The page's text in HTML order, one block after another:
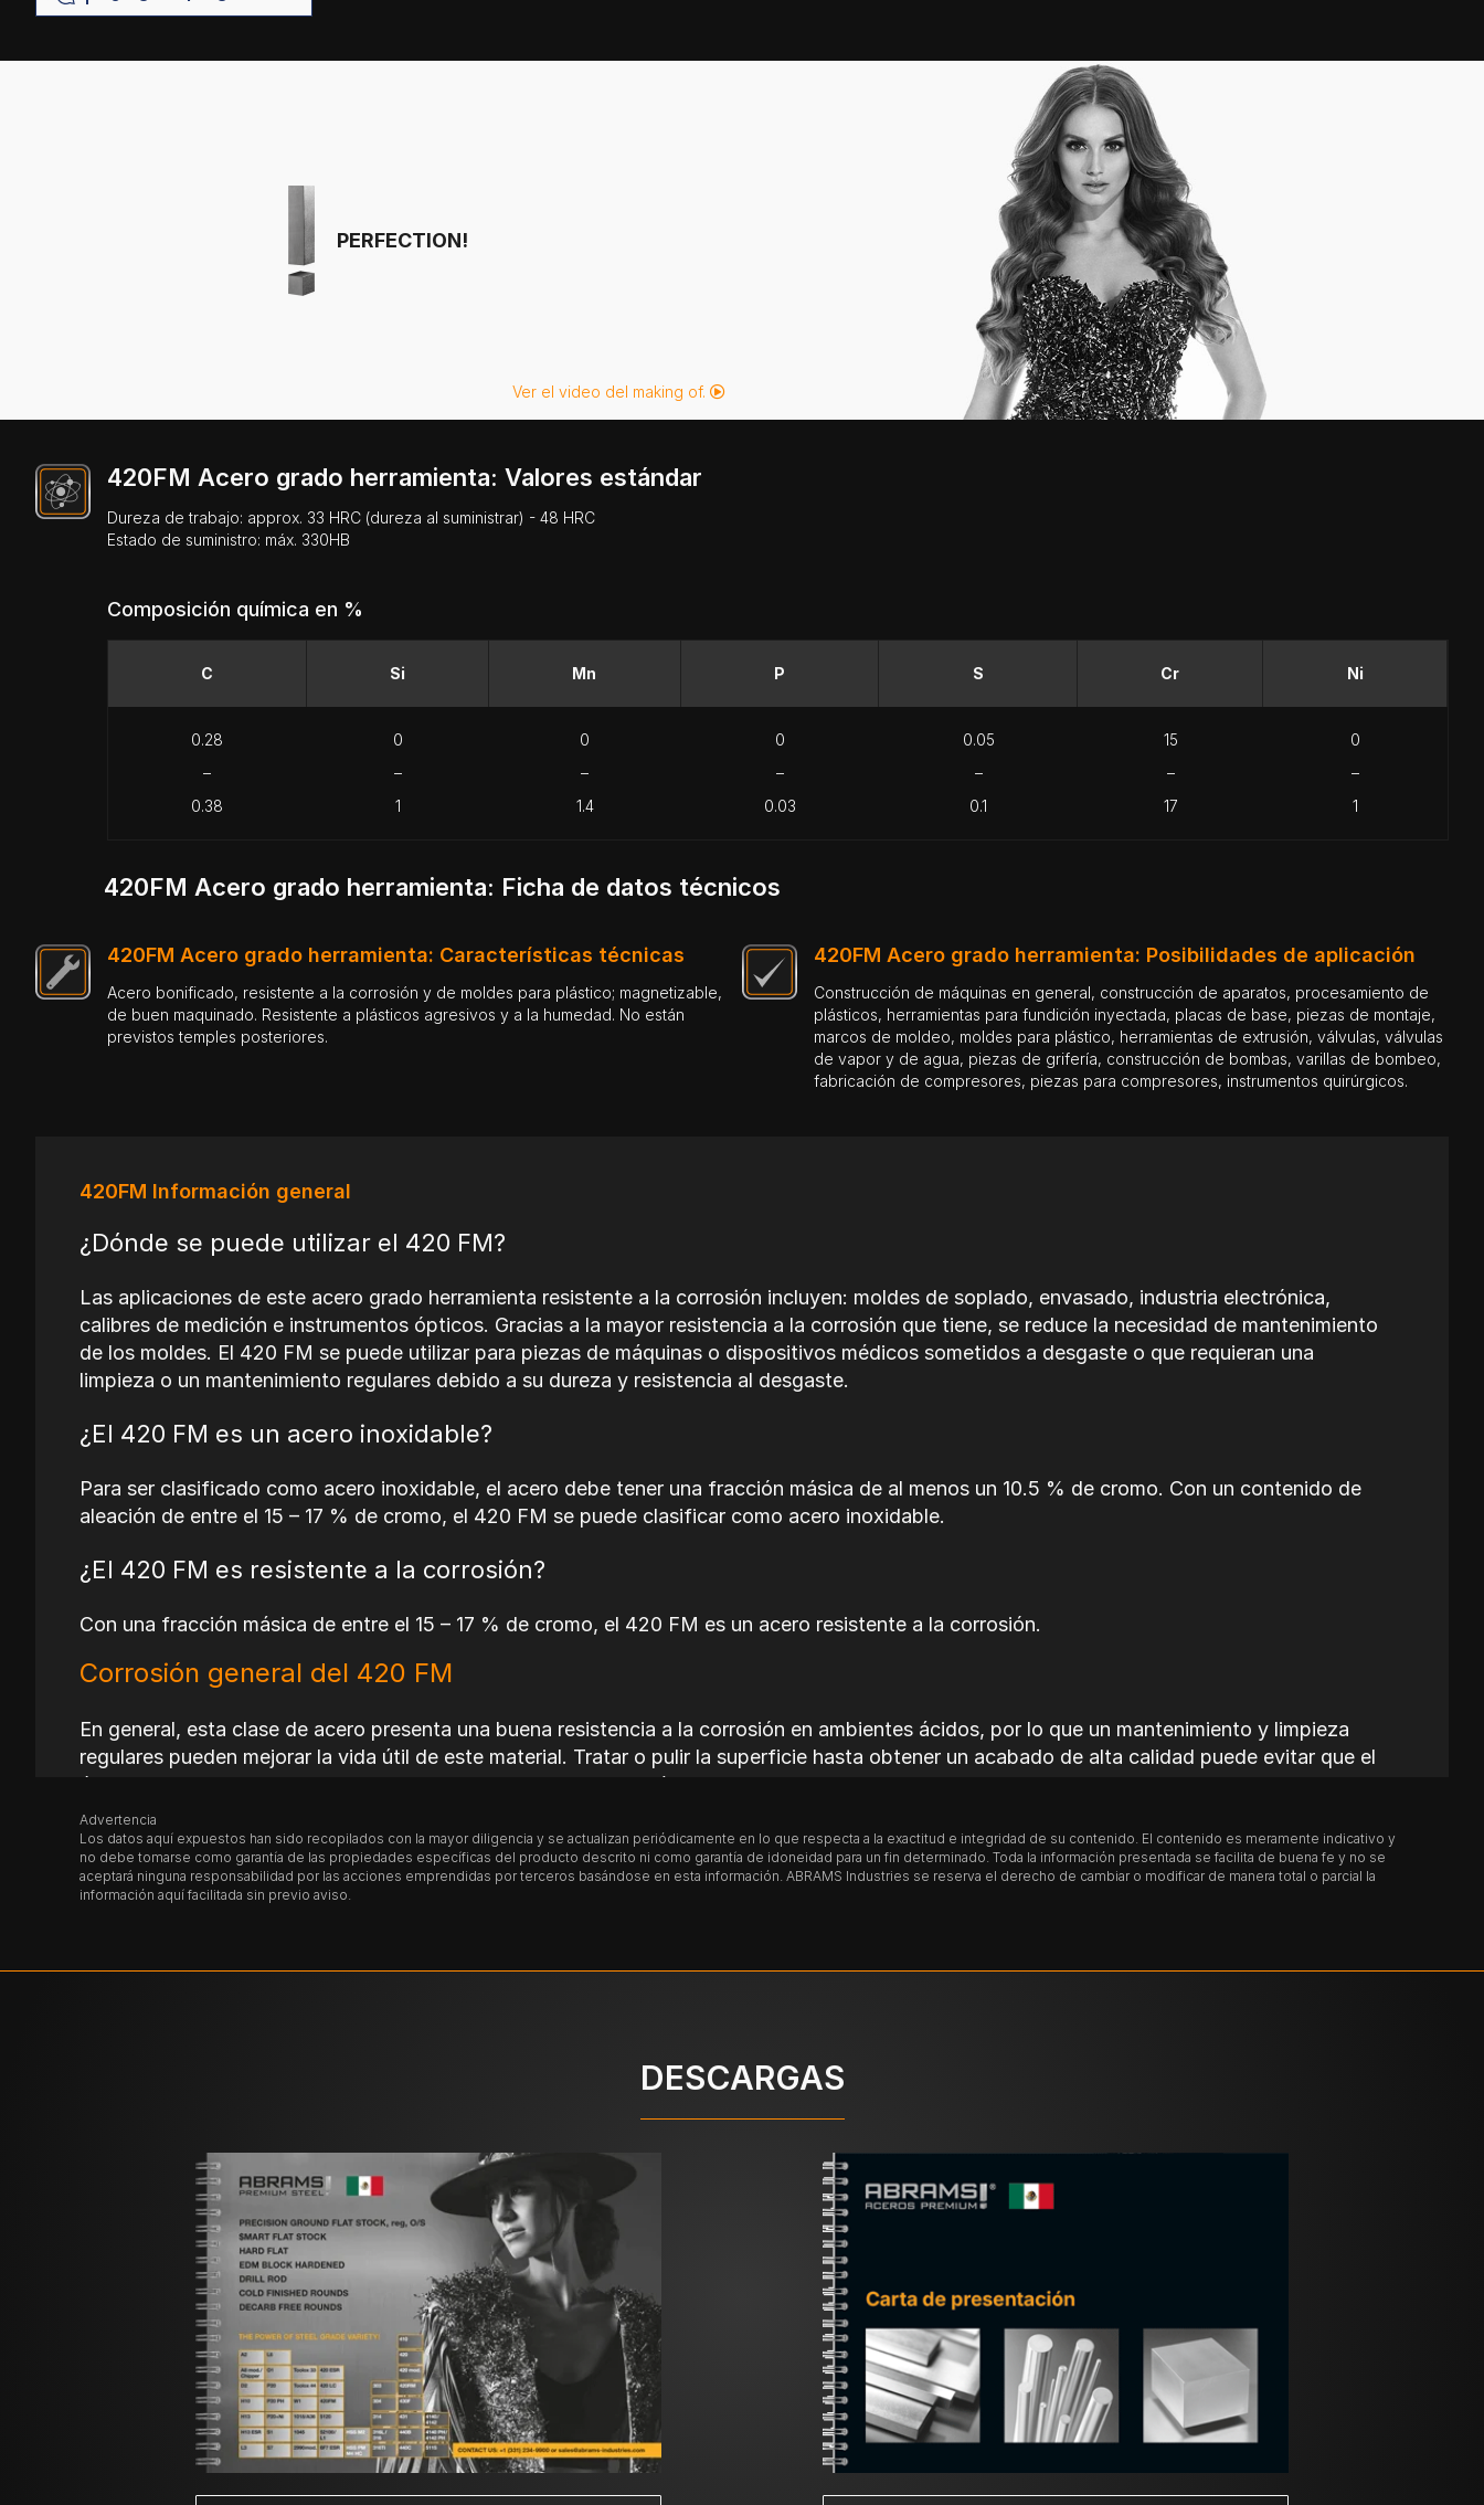
PERFECTION!
Ver el video del making of.
420FM Acero grado herramienta: Valores estándar
Dureza de trabajo: approx. 33 HRC (dureza al suministrar) - 48 HRC
Estado de suministro: máx. 330HB
Composición química en %
C
0.28
–
0.38
Si
0
–
1
Mn
0
–
1.4
P
0
–
0.03
S
0.05
–
0.1
Cr
15
–
17
Ni
0
–
1
420FM Acero grado herramienta: Ficha de datos técnicos
420FM Acero grado herramienta: Características técnicas
Acero bonificado, resistente a la corrosión y de moldes para plástico; magnetizable,
de buen maquinado. Resistente a plásticos agresivos y a la humedad. No están
previstos temples posteriores.
420FM Acero grado herramienta: Posibilidades de aplicación
Construcción de máquinas en general, construcción de aparatos, procesamiento de
plásticos, herramientas para fundición inyectada, placas de base, piezas de montaje,
marcos de moldeo, moldes para plástico, herramientas de extrusión, válvulas, válvulas
de vapor y de agua, piezas de grifería, construcción de bombas, varillas de bombeo,
fabricación de compresores, piezas para compresores, instrumentos quirúrgicos
420FM Información general
¿Dónde se puede utilizar el 420 FM?
Las aplicaciones de este acero grado herramienta resistente a la corrosión incluyen: moldes de soplado, envasado, industria electrónica,
calibres de medición e instrumentos ópticos. Gracias a la mayor resistencia a la corrosión que tiene, se reduce la necesidad de mantenimiento
de los moldes. El 420 FM se puede utilizar para piezas de máquinas o dispositivos médicos sometidos a desgaste o que requieran una
limpieza o un mantenimiento regulares debido a su dureza y resistencia al desgaste.
¿El 420 FM es un acero inoxidable?
Para ser clasificado como acero inoxidable, el acero debe tener una fracción másica de al menos un 10.5 % de cromo. Con un contenido de
aleación de entre el 15 – 17 % de cromo, el 420 FM se puede clasificar como acero inoxidable.
¿El 420 FM es resistente a Ia corrosión?
Con una fracción másica de entre el 15 – 17 % de cromo, el 420 FM es un acero resistente a la corrosión.
Corrosión general del 420 FM
En general, esta clase de acero presenta una buena resistencia a la corrosión en ambientes ácidos, por lo que un mantenimiento y limpieza
regulares pueden mejorar la vida útil de este material. Tratar o pulir la superficie hasta obtener un acabado de alta calidad puede evitar que el
óxido se adhiera y se propague. Aunque no es habitual, tratar térmicamente o soldar este material puede afectar a la resistencia a la
corrosión.
¿El420 FMes magnetizable?
siguientes procedimientos pueden aplicarse si se necesita una mayor dureza.
Se calientan las piezas de 420 FM de manera uniforme a 850 – 880 °C (1562 – 1616 °F) y se mantienen durante 2 – 5 horas, luego se enfrían
lentamente en el horno hasta una temperatura de 500 °C (932 °F), después de esto el material se puede seguir enfriando en aire, ceniza o
materiales aislantes.
Alivio de tensiones del 420 FM
Para eliminar las tensiones superficiales y/o residuales del maquinado, se tienen que calentar las piezas a 450 °C (842 °F) y, a continuación,
enfriarlas lentamente en el horno. A mayor temperatura, este acero tiende a descascarillarse.
Temple del 420 FM
Advertencia
Los datos aquí expuestos han sido recopilados con la mayor diligencia y se actualizan periódicamente en lo que respecta a la exactitud e integridad de su contenido. El contenido es meramente indicativo y
no debe tomarse como garantía de las propiedades específicas del producto descrito ni como garantía de idoneidad para un fin determinado. Toda la información presentada se facilita de buena fe y no se
aceptará ninguna responsabilidad por las acciones emprendidas por terceros basándose en esta información. ABRAMS Industries se reserva el derecho de cambiar o modificar de manera total o parcial la
información aquí facilitada sin previo aviso.
DESCARGAS